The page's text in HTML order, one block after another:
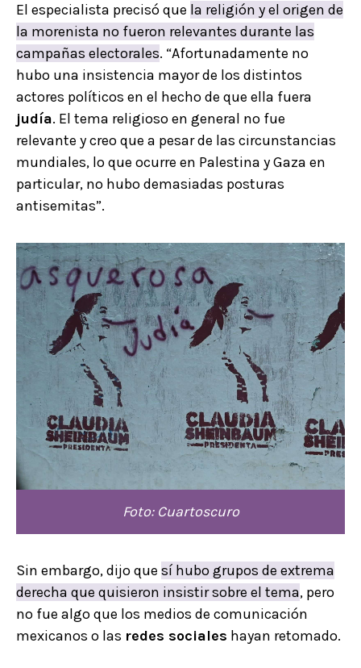
El especialista precisó que la religión y el origen de
la morenista no fueron relevantes durante las
campañas electorales. “Afortunadamente no
hubo una insistencia mayor de los distintos
actores políticos en el hecho de que ella fuera
judía. El tema religioso en general no fue
relevante y creo que a pesar de las circunstancias
mundiales, lo que ocurre en Palestina y Gaza en
particular, no hubo demasiadas posturas
antisemitas”.
Foto: Cuartoscuro
Sin embargo, dijo que sí hubo grupos de extrema
derecha que quisieron insistir sobre el tema, pero
no fue algo que los medios de comunicación
mexicanos o las redes sociales hayan retomado.